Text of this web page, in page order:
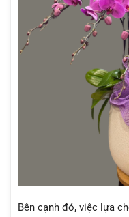
Bên cạnh đó, việc lựa